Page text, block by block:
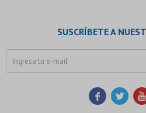
SUSCRÍBETE A
  